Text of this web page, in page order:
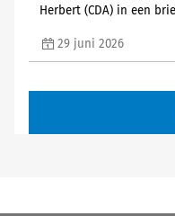
Herbert (CDA) in een
29 juni 2026